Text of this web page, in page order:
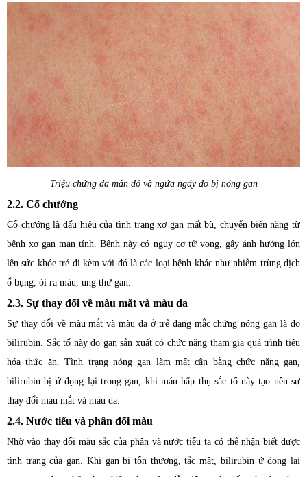
Triệu chứng da mẩn đỏ và ngứa ngáy do bị nóng gan
2.2. Cổ chướng
Cổ chướng là dấu hiệu của tình trạng xơ gan mất bù, chuyển biến nặng từ
bệnh xơ gan mạn tính. Bệnh này có nguy cơ tử vong, gây ảnh hưởng lớn
lên sức khỏe trẻ đi kèm với đó là các loại bệnh khác như nhiễm trùng dịch
ổ bụng, ói ra máu, ung thư gan.
2.3. Sự thay đổi về màu mắt và màu da
Sự thay đổi về màu mắt và màu da ở trẻ đang mắc chứng nóng gan là do
bilirubin. Sắc tố này do gan sản xuất có chức năng tham gia quá trình tiêu
hóa thức ăn. Tình trạng nóng gan làm mất cân bằng chức năng gan,
bilirubin bị ứ đọng lại trong gan, khi máu hấp thụ sắc tố này tạo nên sự
thay đổi màu mắt và màu da.
2.4. Nước tiểu và phân đổi màu
Nhờ vào thay đổi màu sắc của phân và nước tiểu ta có thể nhận biết được
tình trạng của gan. Khi gan bị tổn thương, tắc mật, bilirubin ứ đọng lại